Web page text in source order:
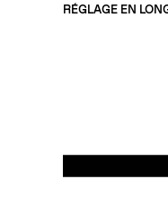
RÉGLAGE EN